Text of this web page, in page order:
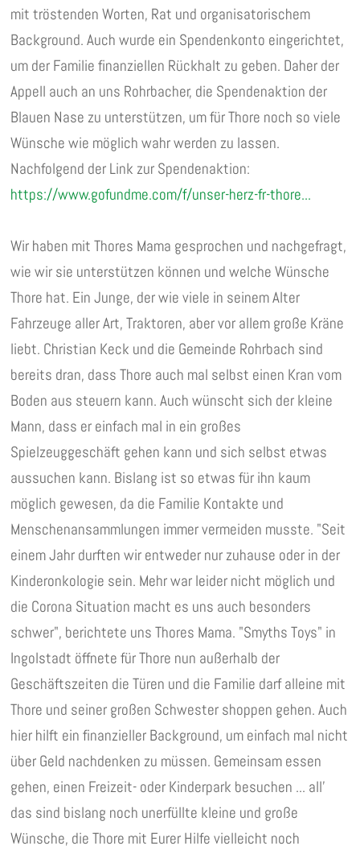
mit tröstenden Worten, Rat und organisatorischem
Background. Auch wurde ein Spendenkonto eingerichtet,
um der Familie finanziellen Rückhalt zu geben. Daher der
Appell auch an uns Rohrbacher, die Spendenaktion der
Blauen Nase zu unterstützen, um für Thore noch so viele
Wünsche wie möglich wahr werden zu lassen.
Nachfolgend der Link zur Spendenaktion:
https://www.gofundme.com/f/unser-herz-fr-thore...
Wir haben mit Thores Mama gesprochen und nachgefragt,
wie wir sie unterstützen können und welche Wünsche
Thore hat. Ein Junge, der wie viele in seinem Alter
Fahrzeuge aller Art, Traktoren, aber vor allem große Kräne
liebt. Christian Keck und die Gemeinde Rohrbach sind
bereits dran, dass Thore auch mal selbst einen Kran vom
Boden aus steuern kann. Auch wünscht sich der kleine
Mann, dass er einfach mal in ein großes
Spielzeuggeschäft gehen kann und sich selbst etwas
aussuchen kann. Bislang ist so etwas für ihn kaum
möglich gewesen, da die Familie Kontakte und
Menschenansammlungen immer vermeiden musste. "Seit
einem Jahr durften wir entweder nur zuhause oder in der
Kinderonkologie sein. Mehr war leider nicht möglich und
die Corona Situation macht es uns auch besonders
schwer", berichtete uns Thores Mama. "Smyths Toys" in
Ingolstadt öffnete für Thore nun außerhalb der
Geschäftszeiten die Türen und die Familie darf alleine mit
Thore und seiner großen Schwester shoppen gehen. Auch
hier hilft ein finanzieller Background, um einfach mal nicht
über Geld nachdenken zu müssen. Gemeinsam essen
gehen, einen Freizeit- oder Kinderpark besuchen ... all'
das sind bislang noch unerfüllte kleine und große
Wünsche, die Thore mit Eurer Hilfe vielleicht noch